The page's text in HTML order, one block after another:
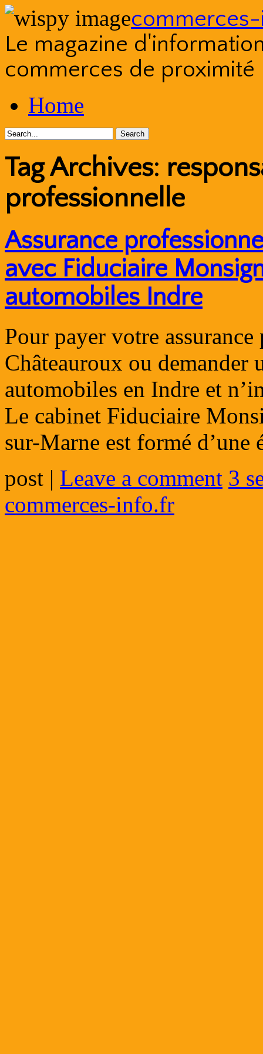
Le magazine
commerces de proximité
to
contentHome
Tag Archives:
professionnelle
Assurance
avec Fiduciaire
automobiles Indre
Pour payer votre
Châteauroux ou demander
automobiles en Indre et
Le cabinet Fiduciaire
sur-Marne est formé
post | Leave a comment 3
commerces-info.fr